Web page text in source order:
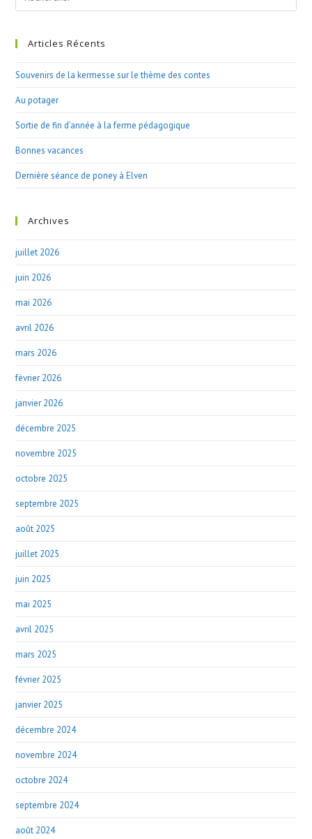
this
Articles Récents
Souvenirs de la kermesse sur le thème des contes
Au potager
Sortie de fin d’année à la ferme pédagogique
Bonnes vacances
Dernière séance de poney à Elven
Archives
juillet 2026
juin 2026
mai 2026
avril 2026
mars 2026
février 2026
janvier 2026
décembre 2025
novembre 2025
octobre 2025
septembre 2025
août 2025
juillet 2025
juin 2025
mai 2025
avril 2025
mars 2025
février 2025
janvier 2025
décembre 2024
novembre 2024
octobre 2024
septembre 2024
août 2024